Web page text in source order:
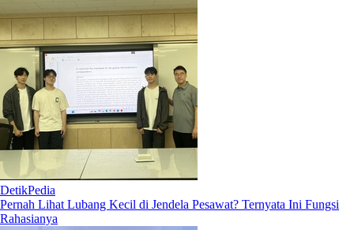
DetikPedia
Pernah Lihat Lubang Kecil di Jendela Pesawat? Ternyata Ini Fungsi
Rahasianya